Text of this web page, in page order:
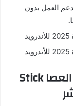
العمل بدون
مميزات لعبة استراتيجية رجال العصا Stick